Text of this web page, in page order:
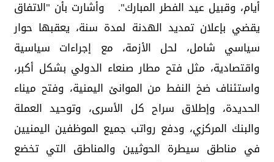
أيام، وقبيل عيد الفطر المبارك". وأشارت بأن "الاتفاق
يقضي بإعلان تمديد الهدنة لمدة سنة، يعقبها حوار
سياسي شامل، لحل الأزمة، مع إجراءات سياسية
واقتصادية، مثل فتح مطار صنعاء الدولي بشكل أكبر،
واستئناف ضخ النفط من الموانئ اليمنية، وفتح ميناء
الحديدة، وإطلاق سراح كل الأسرى، وتوحيد العملة
والبنك المركزي، ودفع رواتب جميع الموظفين اليمنيين
في مناطق سيطرة الحوثيين والمناطق التي تخضع